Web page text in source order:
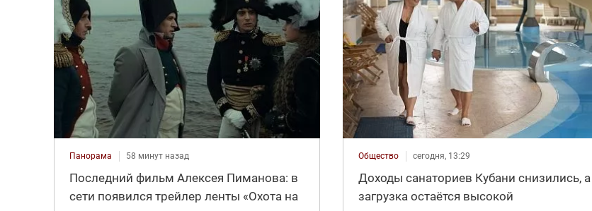
Панорама 58 минут назад
Последний фильм Алексея Пиманова: в
сети появился трейлер ленты «Охота на
Общество сегодня, 13:29
Доходы санаториев Кубани снизились, а
загрузка остаётся высокой